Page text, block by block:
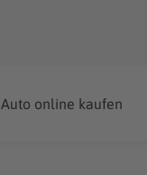
Auto online kaufen